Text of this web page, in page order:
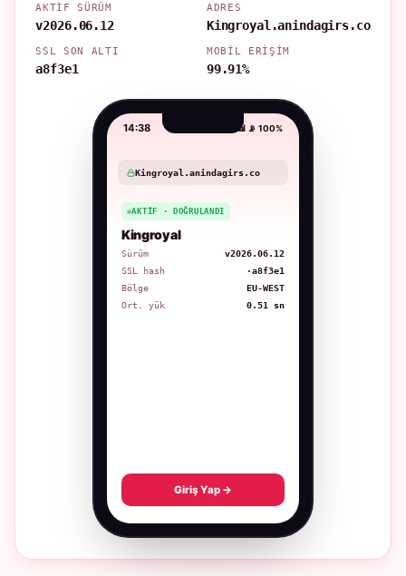
AKTIF SÜRÜM
v2026.06.12
ADRES
Kingroyal.anindagirs.co
SSL SON ALTI
a8f3e1
MOBIL ERIŞIM
99.91%
14:38 📶 📡 100%
Kingroyal.anindagirs.co
AKTIF · DOĞRULANDI
Kingroyal
Sürüm
v2026.06.12
SSL hash
·a8f3e1
Bölge
EU-WEST
Ort. yük
0.51 sn
Giriş Yap →